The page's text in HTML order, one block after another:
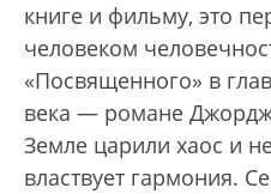
книге и фильму, это
человеком
«Посвященного» в
века — романе
Земле царили хаос и
властвует гармония.